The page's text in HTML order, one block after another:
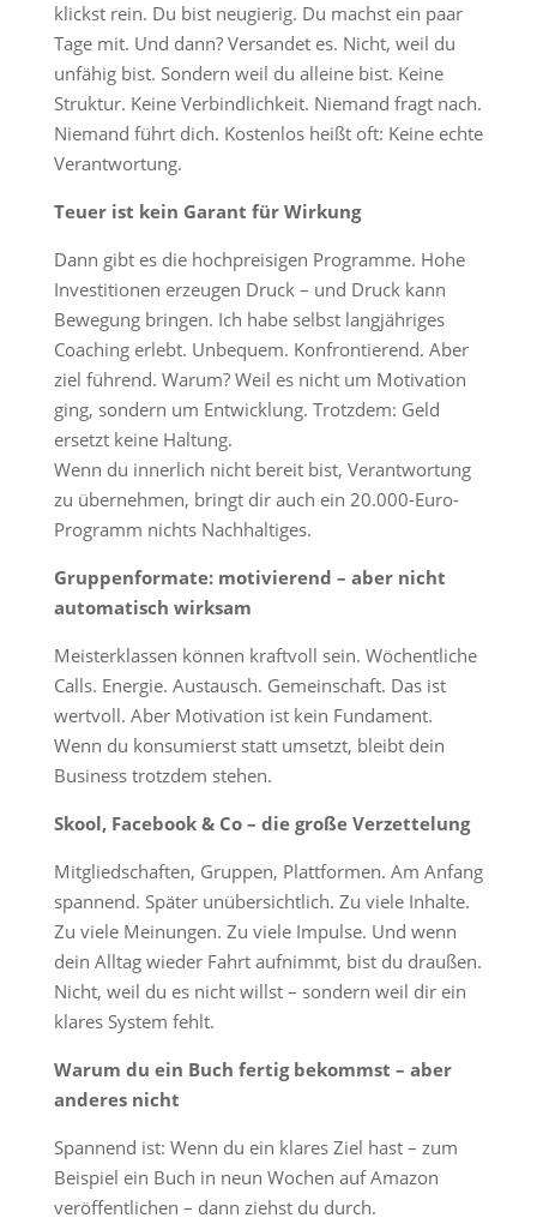
klickst rein. Du bist neugierig. Du machst ein paar
Tage mit. Und dann? Versandet es. Nicht, weil du
unfähig bist. Sondern weil du alleine bist. Keine
Struktur. Keine Verbindlichkeit. Niemand fragt nach.
Niemand führt dich. Kostenlos heißt oft: Keine echte
Verantwortung.
Teuer ist kein Garant für Wirkung
Dann gibt es die hochpreisigen Programme. Hohe
Investitionen erzeugen Druck – und Druck kann
Bewegung bringen. Ich habe selbst langjähriges
Coaching erlebt. Unbequem. Konfrontierend. Aber
ziel führend. Warum? Weil es nicht um Motivation
ging, sondern um Entwicklung. Trotzdem: Geld
ersetzt keine Haltung.
Wenn du innerlich nicht bereit bist, Verantwortung
zu übernehmen, bringt dir auch ein 20.000-Euro-
Programm nichts Nachhaltiges.
Gruppenformate: motivierend – aber nicht
automatisch wirksam
Meisterklassen können kraftvoll sein. Wöchentliche
Calls. Energie. Austausch. Gemeinschaft. Das ist
wertvoll. Aber Motivation ist kein Fundament.
Wenn du konsumierst statt umsetzt, bleibt dein
Business trotzdem stehen.
Skool, Facebook & Co – die große Verzettelung
Mitgliedschaften, Gruppen, Plattformen. Am Anfang
spannend. Später unübersichtlich. Zu viele Inhalte.
Zu viele Meinungen. Zu viele Impulse. Und wenn
dein Alltag wieder Fahrt aufnimmt, bist du draußen.
Nicht, weil du es nicht willst – sondern weil dir ein
klares System fehlt.
Warum du ein Buch fertig bekommst – aber
anderes nicht
Spannend ist: Wenn du ein klares Ziel hast – zum
Beispiel ein Buch in neun Wochen auf Amazon
veröffentlichen – dann ziehst du durch.